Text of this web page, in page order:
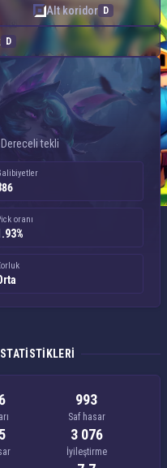
Alt koridor D
D
Dereceli tekli
oranı
993
Saf hasar
3 076
İyileştirme